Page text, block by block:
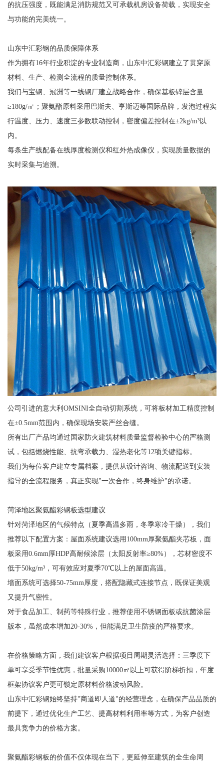
的抗压强度，既能满足消防规范又可承载机房设备荷载，实现安全
与功能的完美统一。
山东中汇彩钢的品质保障体系
作为拥有16年行业积淀的专业制造商，山东中汇彩钢建立了贯穿原
材料、生产、检测全流程的质量控制体系。
我们与宝钢、冠洲等一线钢厂建立战略合作，确保基板锌层含量
≥180g/㎡；聚氨酯原料采用巴斯夫、亨斯迈等国际品牌，发泡过程实
行温度、压力、速度三参数联动控制，密度偏差控制在±2kg/m³以
内。
每条生产线配备在线厚度检测仪和红外热成像仪，实现质量数据的
实时采集与追溯。
公司引进的意大利OMSINI全自动切割系统，可将板材加工精度控制
在±0.5mm范围内，确保现场安装严丝合缝。
所有出厂产品均通过国家防火建筑材料质量监督检验中心的严格测
试，包括燃烧性能、抗弯承载力、湿热老化等12项关键指标。
我们为每位客户建立专属档案，提供从设计咨询、物流配送到安装
指导的全流程服务，真正实现"一次合作，终身维护"的承诺。
菏泽地区聚氨酯彩钢板选型建议
针对菏泽地区的气候特点（夏季高温多雨，冬季寒冷干燥），我们
推荐以下配置方案：屋面系统建议选用100mm厚聚氨酯夹芯板，面
板采用0.6mm厚HDP高耐候涂层（太阳反射率≥80%），芯材密度不
低于50kg/m³，可有效应对夏季70℃以上的屋面高温。
墙面系统可选择50-75mm厚度，搭配隐藏式连接节点，既保证美观
又提升气密性。
对于食品加工、制药等特殊行业，推荐使用不锈钢面板或抗菌涂层
版本，虽然成本增加20-30%，但能满足卫生防疫的严格要求。
在价格策略方面，我们建议客户根据项目周期灵活选择：三季度下
单可享受季节性优惠，批量采购10000㎡以上可获得阶梯折扣，年度
框架协议客户更可锁定原材料价格波动风险。
山东中汇彩钢始终坚持"商道即人道"的经营理念，在确保产品品质的
前提下，通过优化生产工艺、提高材料利用率等方式，为客户创造
最具竞争力的价格方案。
聚氨酯彩钢板的价值不仅体现在当下，更延伸至建筑的全生命周